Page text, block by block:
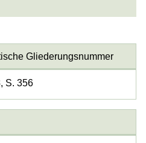
Gliederungsnummer
S. 356